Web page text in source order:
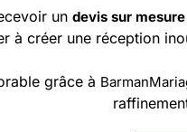
un devis sur mesure
à créer une réception
grâce à